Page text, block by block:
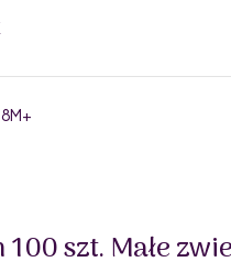
szt. Małe